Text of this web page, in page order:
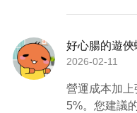
好心腸的遊俠
2026-02-11
營運成本加
5%。您建議